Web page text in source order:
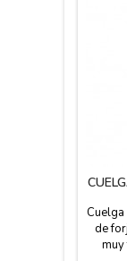
de